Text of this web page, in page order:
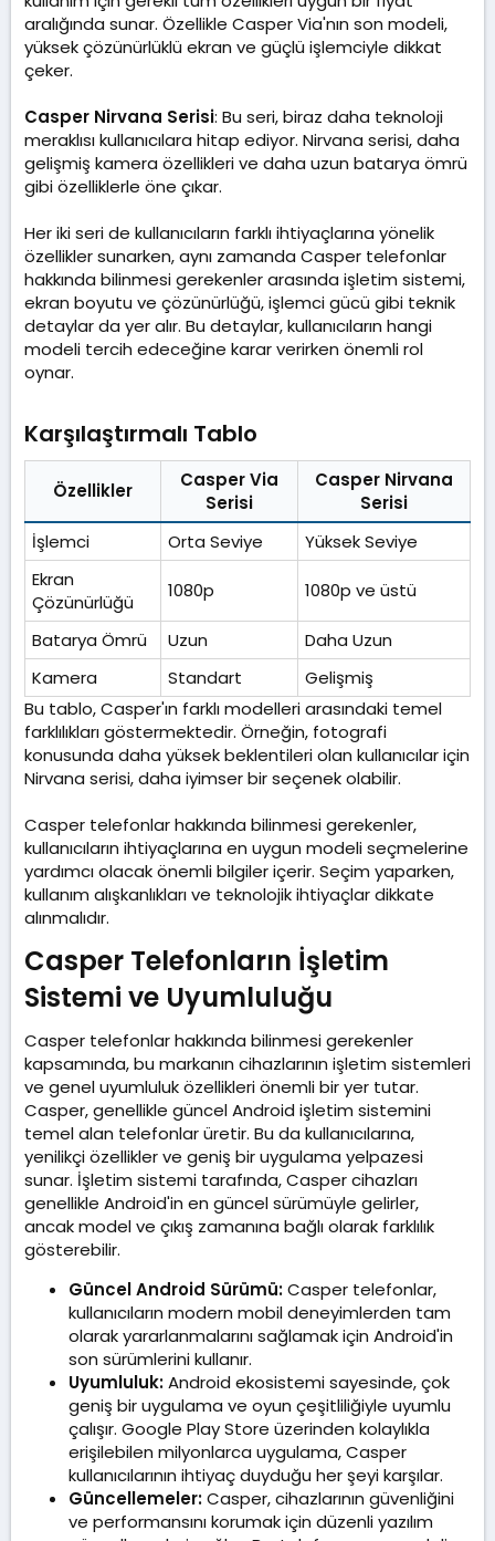
aralığında sunar. Özellikle Casper Via'nın son modeli,
yüksek çözünürlüklü ekran ve güçlü işlemciyle dikkat
çeker.
Casper Nirvana Serisi: Bu seri, biraz daha teknoloji
meraklısı kullanıcılara hitap ediyor. Nirvana serisi, daha
gelişmiş kamera özellikleri ve daha uzun batarya ömrü
gibi özelliklerle öne çıkar.
Her iki seri de kullanıcıların farklı ihtiyaçlarına yönelik
özellikler sunarken, aynı zamanda Casper telefonlar
hakkında bilinmesi gerekenler arasında işletim sistemi,
ekran boyutu ve çözünürlüğü, işlemci gücü gibi teknik
detaylar da yer alır. Bu detaylar, kullanıcıların hangi
modeli tercih edeceğine karar verirken önemli rol
oynar.
Karşılaştırmalı Tablo​
Özellikler
Casper Via
Serisi
Casper Nirvana
Serisi
İşlemci
Orta Seviye
Yüksek Seviye
Ekran
Çözünürlüğü
1080p 1080p ve üstü
Batarya Ömrü Uzun
Daha Uzun
Kamera
Standart
Gelişmiş
Bu tablo, Casper'ın farklı modelleri arasındaki temel
farklılıkları göstermektedir. Örneğin, fotografi
konusunda daha yüksek beklentileri olan kullanıcılar için
Nirvana serisi, daha iyimser bir seçenek olabilir.
Casper telefonlar hakkında bilinmesi gerekenler,
kullanıcıların ihtiyaçlarına en uygun modeli seçmelerine
yardımcı olacak önemli bilgiler içerir. Seçim yaparken,
kullanım alışkanlıkları ve teknolojik ihtiyaçlar dikkate
alınmalıdır.
Casper Telefonların İşletim
Sistemi ve Uyumluluğu​
Casper telefonlar hakkında bilinmesi gerekenler
kapsamında, bu markanın cihazlarının işletim sistemleri
ve genel uyumluluk özellikleri önemli bir yer tutar.
Casper, genellikle güncel Android işletim sistemini
temel alan telefonlar üretir. Bu da kullanıcılarına,
yenilikçi özellikler ve geniş bir uygulama yelpazesi
sunar. İşletim sistemi tarafında, Casper cihazları
genellikle Android'in en güncel sürümüyle gelirler,
ancak model ve çıkış zamanına bağlı olarak farklılık
gösterebilir.
Güncel Android Sürümü:Casper telefonlar,
kullanıcıların modern mobil deneyimlerden tam
olarak yararlanmalarını sağlamak için Android'in
son sürümlerini kullanır.
Uyumluluk:Android ekosistemi sayesinde, çok
geniş bir uygulama ve oyun çeşitliliğiyle uyumlu
çalışır. Google Play Store üzerinden kolaylıkla
erişilebilen milyonlarca uygulama, Casper
kullanıcılarının ihtiyaç duyduğu her şeyi karşılar.
Güncellemeler:Casper, cihazlarının güvenliğini
ve performansını korumak için düzenli yazılım